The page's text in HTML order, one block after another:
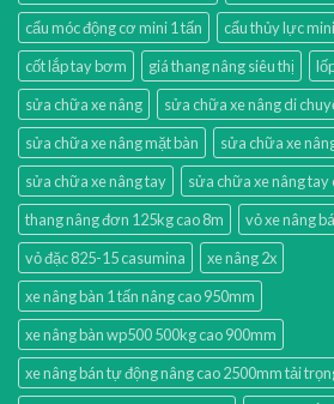
cẩu móc động cơ mini 1 tấn
cẩu thủy lực
cốt lắp tay bơm
giá thang nâng siêu thị
sửa chữa xe nâng
sửa chữa xe nâng di
sửa chữa xe nâng mặt bàn
sửa chữa xe
sửa chữa xe nâng tay
sửa chữa xe nâng tay
thang nâng đơn 125kg cao 8m
vỏ xe nâng
vỏ đặc 825-15 casumina
xe nâng 2x
xe nâng bàn 1 tấn nâng cao 950mm
xe nâng bàn wp500 500kg cao 900mm
xe nâng bán tự động nâng cao 2500mm tải